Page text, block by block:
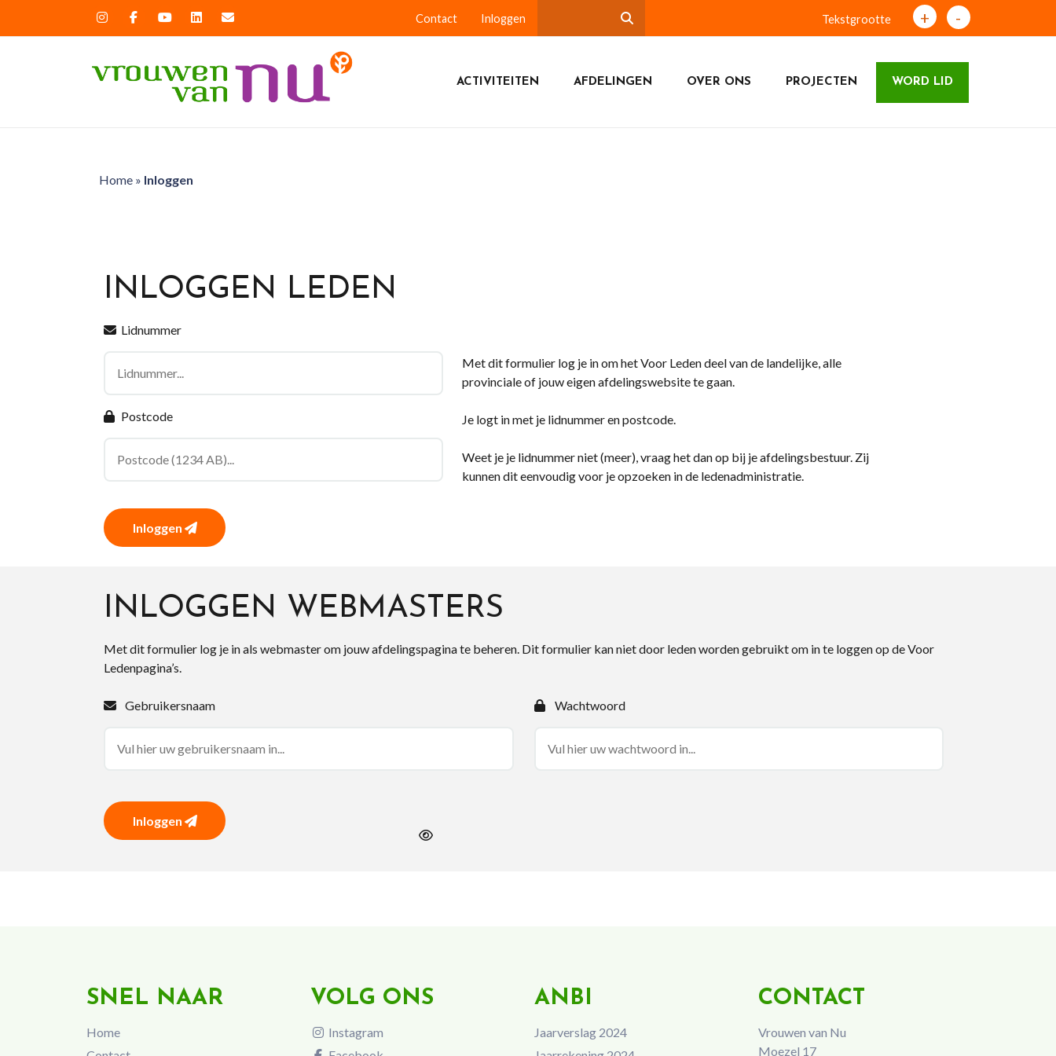
Contact Inloggen Tekstgrootte + -
ACTIVITEITEN AFDELINGEN OVER ONS PROJECTEN WORD LID
Home» Inloggen
INLOGGEN LEDEN
Lidnummer
Postcode
Inloggen
Met dit formulier log je in om het Voor Leden deel van de landelijke, alle
provinciale of jouw eigen afdelingswebsite te gaan.
Je logt in met je lidnummer en postcode.
Weet je je lidnummer niet (meer), vraag het dan op bij je afdelingsbestuur. Zij
kunnen dit eenvoudig voor je opzoeken in de ledenadministratie.
INLOGGEN WEBMASTERS
Met dit formulier log je in als webmaster om jouw afdelingspagina te beheren. Dit formulier kan niet door leden worden gebruikt om in te loggen op de Voor
Ledenpagina’s.
Gebruikersnaam Wachtwoord
Inloggen
SNEL NAAR
Home
VOLG ONS
Instagram
ANBI
Jaarverslag 2024
CONTACT
Vrouwen van Nu
Moezel 17